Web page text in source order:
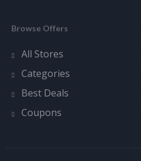
Browse Offers
All Stores
Categories
Best Deals
Coupons